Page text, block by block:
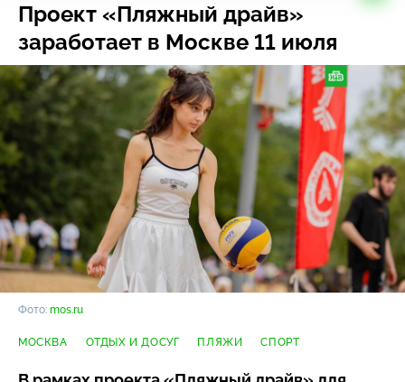
Проект «Пляжный драйв»
заработает в Москве 11 июля
Фото: mos.ru
МОСКВА ОТДЫХ И ДОСУГ ПЛЯЖИ СПОРТ